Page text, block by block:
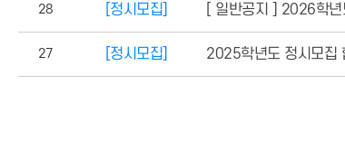
28 [정시모집] [ 일반공지 ] 2026학
27 [정시모집] 2025학년도 정시모집